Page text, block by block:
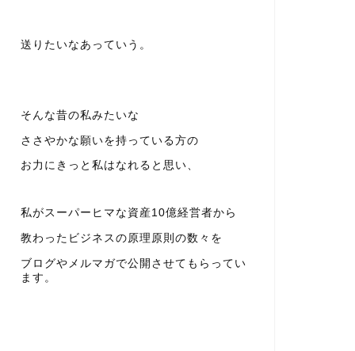
送りたいなあっていう。
そんな昔の私みたいな
ささやかな願いを持っている方の
お力にきっと私はなれると思い、
私がスーパーヒマな資産10億経営者から
教わったビジネスの原理原則の数々を
ブログやメルマガで公開させてもらってい
ます。